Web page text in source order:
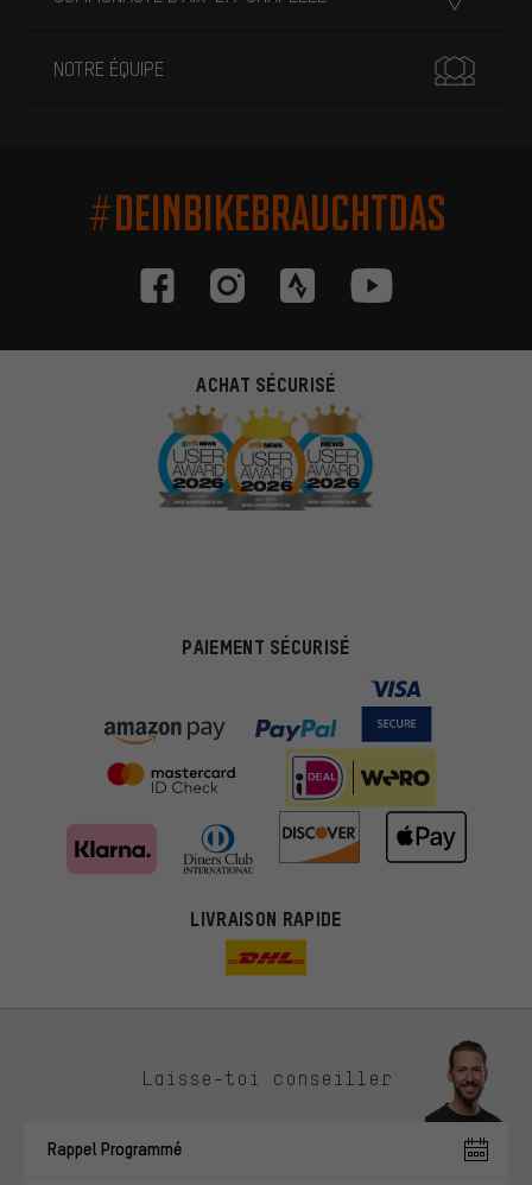
NOTRE ÉQUIPE
#DEINBIKEBRAUCHTDAS
ACHAT SÉCURISÉ
PAIEMENT SÉCURISÉ
LIVRAISON RAPIDE
Laisse-toi conseiller
Rappel Programmé
Des offres plus adaptées
Au lieu de pubs au hasard, nous afficherons des offres plus
intérêts et à te présenter des offres et des conseils sur mesure.